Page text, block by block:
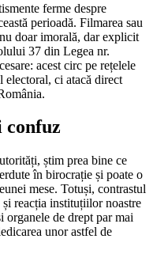
ferme despre
perioadă. Filmarea sau
doar imorală, dar explicit
37 din Legea nr.
acest circ pe rețelele
electoral, ci atacă direct
confuz
știm prea bine ce
în birocrație și poate o
mese. Totuși, contrastul
reacția instituțiilor noastre
organele de drept par mai
unor astfel de